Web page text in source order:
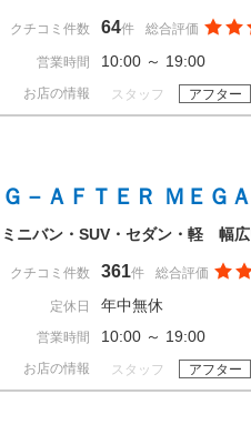
クチコミ件数 64件 総合評価
営業時間 10:00 ～ 19:00
お店の情報 スタッフ アフター
Ｇ－ＡＦＴＥＲ ＭＥＧ
ミニバン・SUV・セダン・軽 幅広
クチコミ件数 361件 総合評価
定休日 年中無休
営業時間 10:00 ～ 19:00
お店の情報 スタッフ アフター